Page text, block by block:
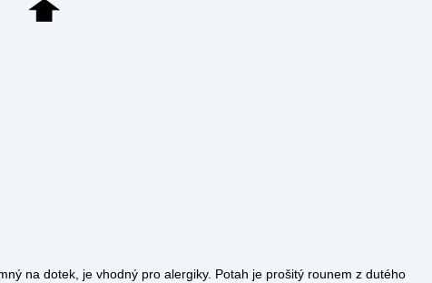
na dotek, je vhodný pro alergiky. Potah je prošitý rounem z dutého